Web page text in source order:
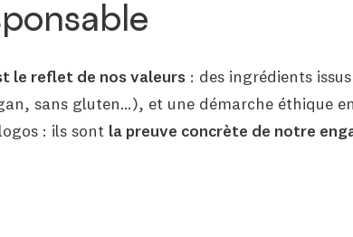
Accompagnement &
académiques &
collaborations
le reflet de nos valeurs : des ingrédients
sans gluten…), et une démarche éthique
: ils sont la preuve concrète de notre